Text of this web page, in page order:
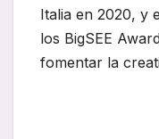
Italia en 2020, y
los BigSEE
fomentar la